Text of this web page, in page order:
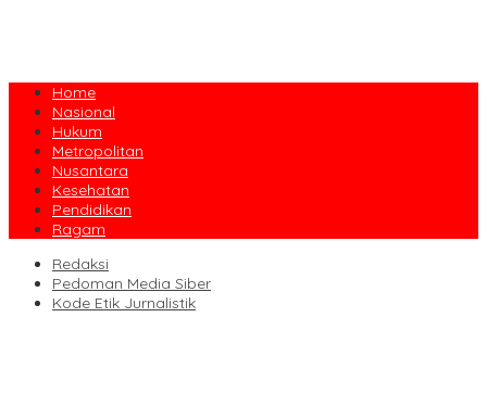
Home
Nasional
Hukum
Metropolitan
Nusantara
Kesehatan
Pendidikan
Ragam
Redaksi
Pedoman Media Siber
Kode Etik Jurnalistik